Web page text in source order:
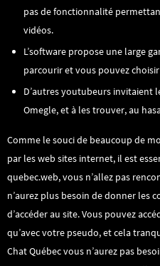
pas de fonctionnalité
vidéos.
L’software propose une large
parcourir et vous pouvez
D’autres youtubeurs invitaient
Omegle, et à les trouver, au
Comme le souci de beaucoup de
par les web sites internet, il est
quebec.web, vous n’allez pas
n’aurez plus besoin de donner les
d’accéder au site. Vous pouvez
qu’avec votre pseudo, et cela
Chat Québec vous n’aurez pas